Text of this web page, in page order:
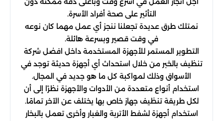
التأثير على صحة أفراد الأسرة.
نمتلك طرق عديدة تجعلنا ننجز أي عمل مهما كان نوعه
في وقت قصير وبسرعة هائلة.
التطوير المستمر للأجهزة المستخدمة داخل افضل شركة
تنظيف بالخبر من خلال استحداث أي أجهزة حديثة توجد في
الأسواق وذلك لمواكبة كل ما هو جديد في المجال.
استخدام أنواع متعددة من الأدوات والأجهزة نظرًا إلى أن
لكل طريقة تنظيف جهاز خاص بها يختلف عن الآخر تمامًا.
استخدام أجهزة لشفط الأتربة والغبار وأخرى تعمل بالبخار